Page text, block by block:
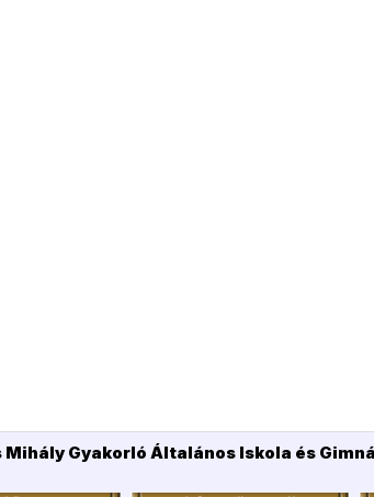
Mihály Gyakorló Általános Iskola és